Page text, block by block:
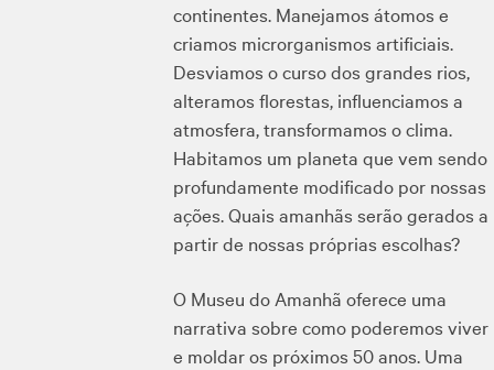
continentes. Manejamos átomos e
criamos microrganismos artificiais.
Desviamos o curso dos grandes rios,
alteramos florestas, influenciamos a
atmosfera, transformamos o clima.
Habitamos um planeta que vem sendo
profundamente modificado por nossas
ações. Quais amanhãs serão gerados a
partir de nossas próprias escolhas?
O Museu do Amanhã oferece uma
narrativa sobre como poderemos viver
e moldar os próximos 50 anos. Uma